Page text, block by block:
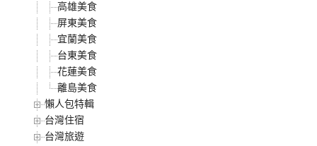
高雄美食
屏東美食
宜蘭美食
台東美食
花蓮美食
離島美食
懶人包特輯
台灣住宿
台灣旅遊